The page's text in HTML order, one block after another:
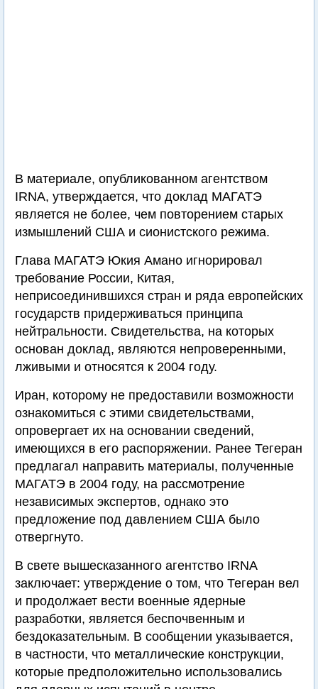
В материале, опубликованном агентством
IRNA, утверждается, что доклад МАГАТЭ
является не более, чем повторением старых
измышлений США и сионистского режима.
Глава МАГАТЭ Юкия Амано игнорировал
требование России, Китая,
неприсоединившихся стран и ряда европейских
государств придерживаться принципа
нейтральности. Свидетельства, на которых
основан доклад, являются непроверенными,
лживыми и относятся к 2004 году.
Иран, которому не предоставили возможности
ознакомиться с этими свидетельствами,
опровергает их на основании сведений,
имеющихся в его распоряжении. Ранее Тегеран
предлагал направить материалы, полученные
МАГАТЭ в 2004 году, на рассмотрение
независимых экспертов, однако это
предложение под давлением США было
отвергнуто.
В свете вышесказанного агентство IRNA
заключает: утверждение о том, что Тегеран вел
и продолжает вести военные ядерные
разработки, является беспочвенным и
бездоказательным. В сообщении указывается,
в частности, что металлические конструкции,
которые предположительно использовались